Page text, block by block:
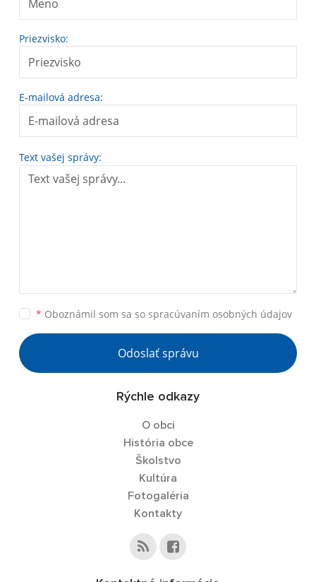
Priezvisko:
E-mailová adresa:
Text vašej správy:
* Oboznámil som sa so spracúvaním osobných údajov
Odoslať správu
Rýchle odkazy
O obci
História obce
Školstvo
Kultúra
Fotogaléria
Kontakty